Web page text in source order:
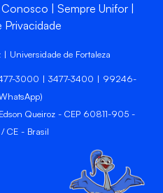
Conosco
Sempre Unifor
Privacidade
| Universidade de Fortaleza
3000 | 3477-3400 | 99246-
Queiroz - CEP 60811-905 -
CE - Brasil